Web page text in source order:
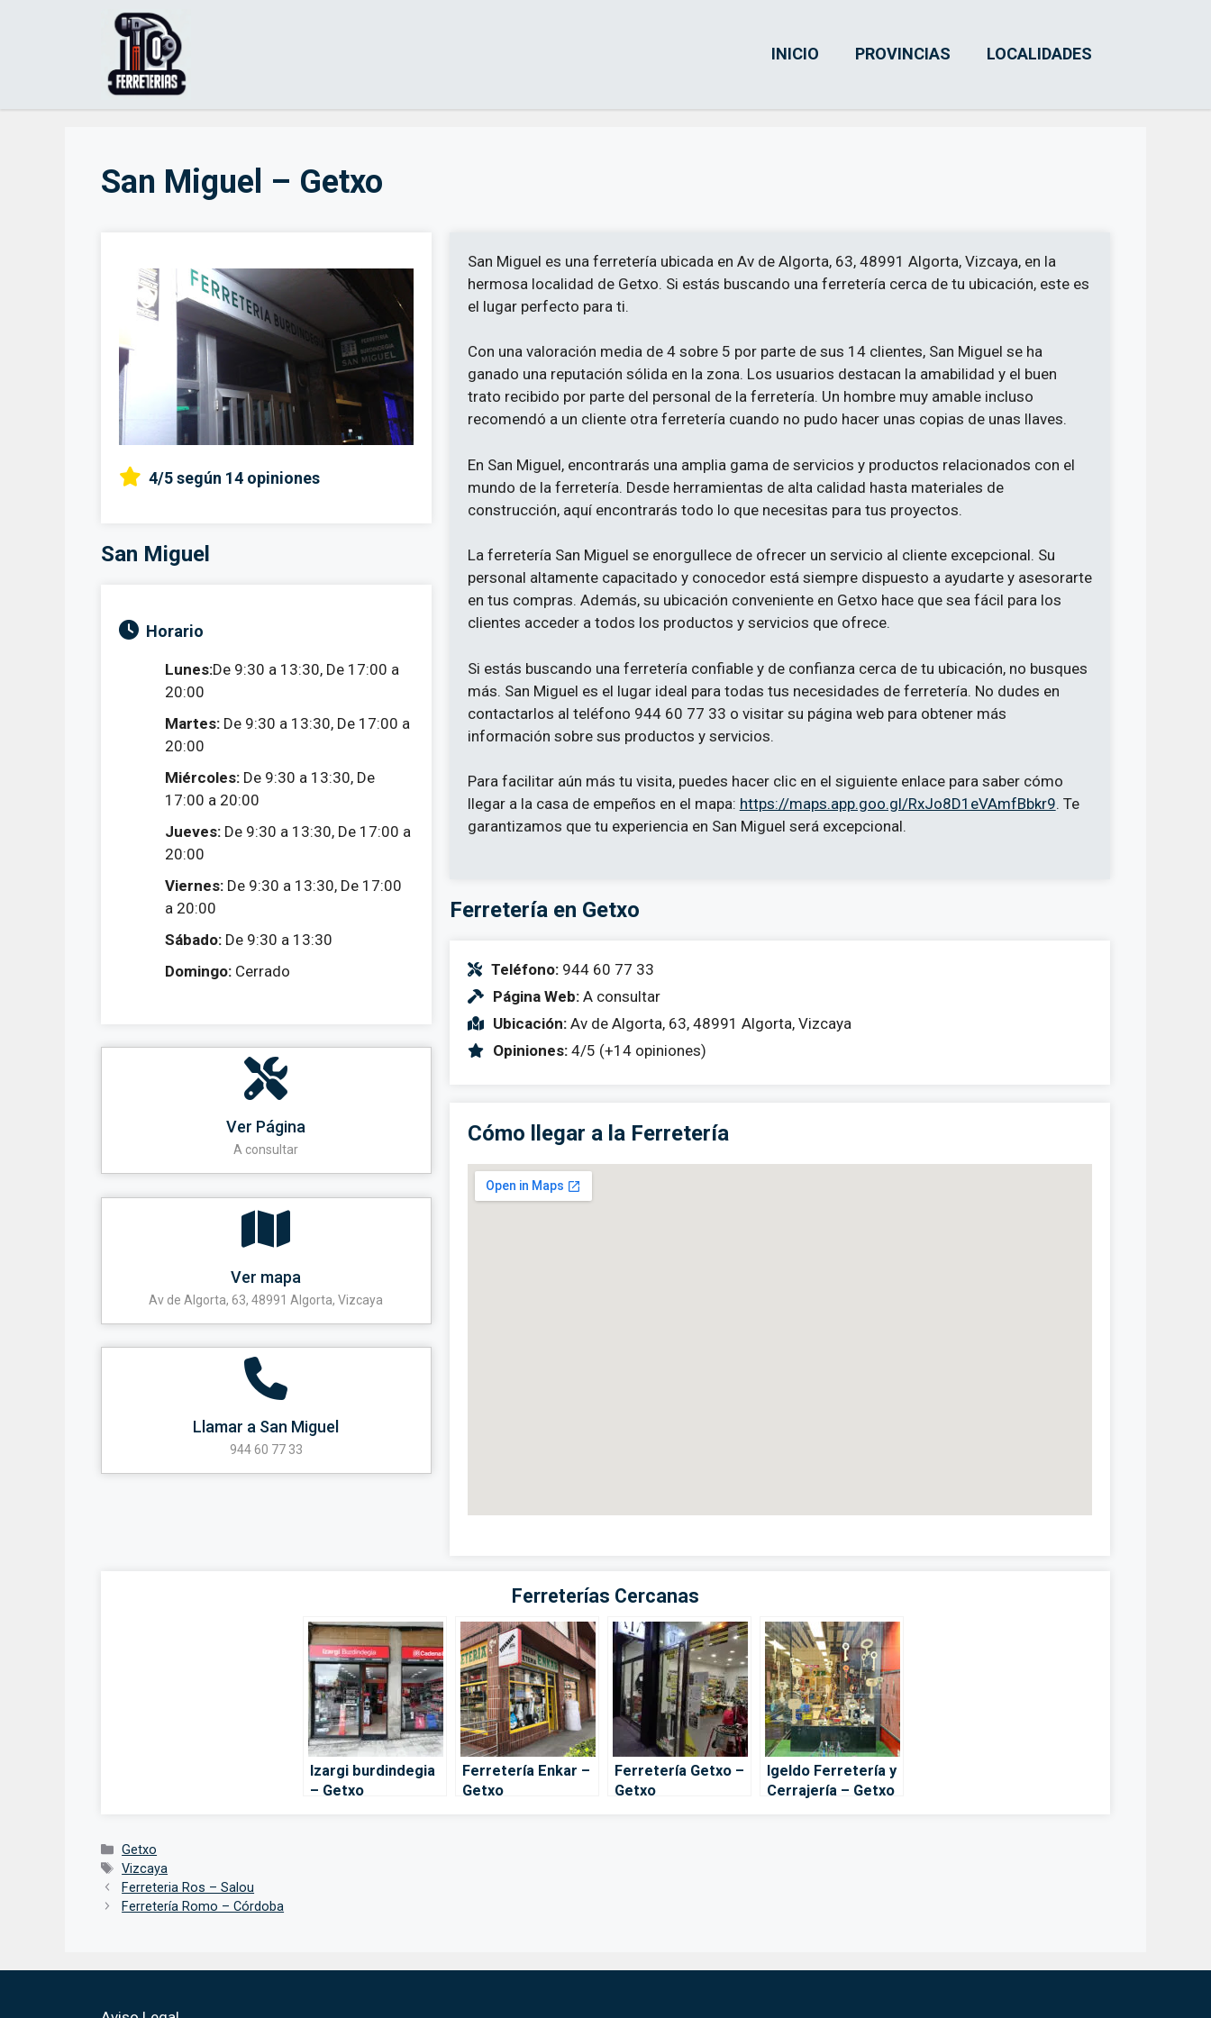
INICIO PROVINCIAS LOCALIDADES
San Miguel – Getxo
4/5según 14 opiniones
San Miguel
Horario
Lunes:De 9:30 a 13:30, De 17:00 a
20:00
Martes: De 9:30 a 13:30, De 17:00 a
20:00
Miércoles: De 9:30 a 13:30, De
17:00 a 20:00
Jueves: De 9:30 a 13:30, De 17:00 a
20:00
Viernes: De 9:30 a 13:30, De 17:00
a 20:00
Sábado: De 9:30 a 13:30
Domingo: Cerrado
Ver Página
A consultar
Ver mapa
Av de Algorta, 63, 48991 Algorta, Vizcaya
Llamar a San Miguel
944 60 77 33
San Miguel es una ferretería ubicada en Av de Algorta, 63, 48991 Algorta, Vizcaya, en la
hermosa localidad de Getxo. Si estás buscando una ferretería cerca de tu ubicación, este es
el lugar perfecto para ti.
Con una valoración media de 4 sobre 5 por parte de sus 14 clientes, San Miguel se ha
ganado una reputación sólida en la zona. Los usuarios destacan la amabilidad y el buen
trato recibido por parte del personal de la ferretería. Un hombre muy amable incluso
recomendó a un cliente otra ferretería cuando no pudo hacer unas copias de unas llaves.
En San Miguel, encontrarás una amplia gama de servicios y productos relacionados con el
mundo de la ferretería. Desde herramientas de alta calidad hasta materiales de
construcción, aquí encontrarás todo lo que necesitas para tus proyectos.
La ferretería San Miguel se enorgullece de ofrecer un servicio al cliente excepcional. Su
personal altamente capacitado y conocedor está siempre dispuesto a ayudarte y asesorarte
en tus compras. Además, su ubicación conveniente en Getxo hace que sea fácil para los
clientes acceder a todos los productos y servicios que ofrece.
Si estás buscando una ferretería confiable y de confianza cerca de tu ubicación, no busques
más. San Miguel es el lugar ideal para todas tus necesidades de ferretería. No dudes en
contactarlos al teléfono 944 60 77 33 o visitar su página web para obtener más
información sobre sus productos y servicios.
Para facilitar aún más tu visita, puedes hacer clic en el siguiente enlace para saber cómo
llegar a la casa de empeños en el mapa: https://maps.app.goo.gl/RxJo8D1eVAmfBbkr9. Te
garantizamos que tu experiencia en San Miguel será excepcional.
Ferretería en Getxo
Teléfono:944 60 77 33
Página Web:A consultar
Ubicación:Av de Algorta, 63, 48991 Algorta, Vizcaya
Opiniones:4/5 (+14 opiniones)
Cómo llegar a la Ferretería
Ferreterías Cercanas
Izargi burdindegia
– Getxo
Ferretería Enkar –
Getxo
Ferretería Getxo –
Getxo
Igeldo Ferretería y
Cerrajería – Getxo
Categorías
Getxo
Etiquetas
Vizcaya
Ferreteria Ros – Salou
Ferretería Romo – Córdoba